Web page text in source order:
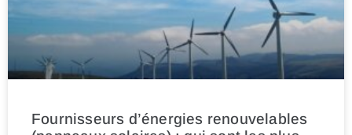
Fournisseurs d’énergies renouvelables